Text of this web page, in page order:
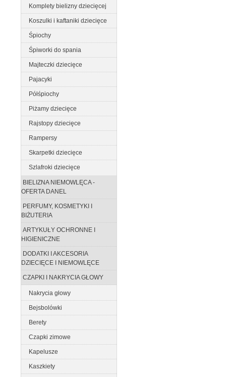
Komplety bielizny dziecięcej
Koszulki i kaftaniki dziecięce
Śpiochy
Śpiworki do spania
Majteczki dziecięce
Pajacyki
Półśpiochy
Piżamy dziecięce
Rajstopy dziecięce
Rampersy
Skarpetki dziecięce
Szlafroki dziecięce
BIELIZNA NIEMOWLĘCA -
OFERTA DANEL
PERFUMY, KOSMETYKI I
BIŻUTERIA
ARTYKUŁY OCHRONNE I
HIGIENICZNE
DODATKI I AKCESORIA
DZIECIĘCE I NIEMOWLĘCE
CZAPKI I NAKRYCIA GŁOWY
Nakrycia głowy
Bejsbolówki
Berety
Czapki zimowe
Kapelusze
Kaszkiety